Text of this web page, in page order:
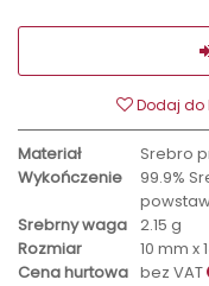
Dodaj do
Materiał
Srebro
Wykończenie
99.9%
Srebrny waga 2.15 g
Rozmiar
10 mm x
Cena hurtowa bez VAT